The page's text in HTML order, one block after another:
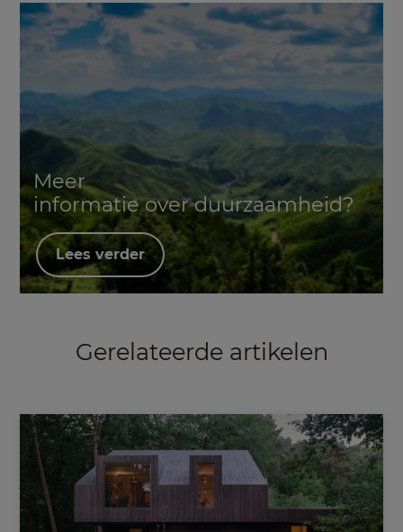
Meer
informatie over duurzaamheid?
Lees verder
Gerelateerde artikelen